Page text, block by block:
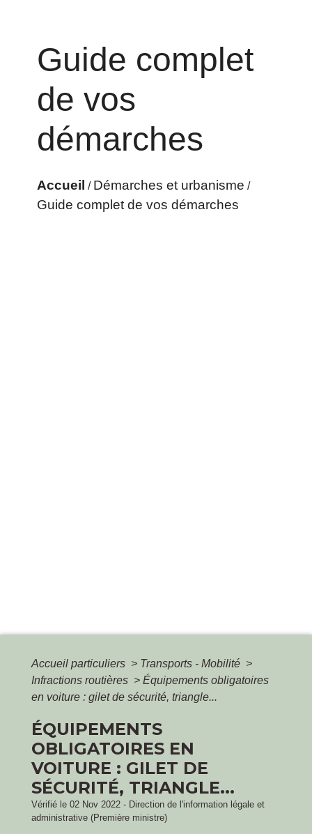
Guide complet
de vos
démarches
Accueil / Démarches et urbanisme /
Guide complet de vos démarches
Accueil particuliers > Transports - Mobilité >
Infractions routières > Équipements obligatoires
en voiture : gilet de sécurité, triangle...
ÉQUIPEMENTS
OBLIGATOIRES EN
VOITURE : GILET DE
SÉCURITÉ, TRIANGLE...
Vérifié le 02 Nov 2022 - Direction de l'information légale et
administrative (Première ministre)